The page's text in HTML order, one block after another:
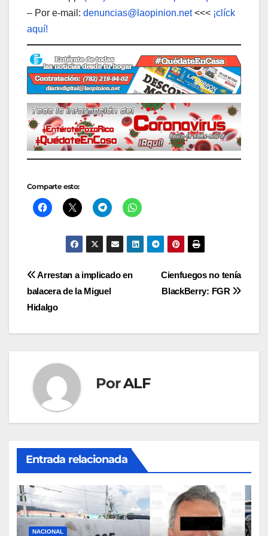
– Por e-mail: denuncias@laopinion.net<<< ¡clíck
aquí!
Comparte esto:
Navegación
de
entradas
Cienfuegos no tenía
BlackBerry: FGR
Arrestan a implicado en
balacera de la Miguel
Hidalgo
PorALF
Entrada relacionada
NACIONAL